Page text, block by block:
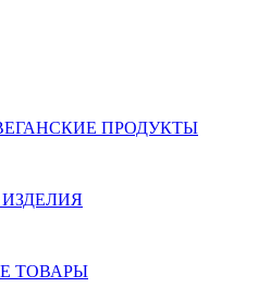
ПРОДУКТЫ
ТОВАРЫ